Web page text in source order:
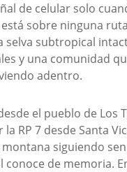
de celular solo
sobre ninguna
selva subtropical
y una comunidad
adentro.
el pueblo de Los
RP 7 desde Santa
siguiendo
conoce de memoria.